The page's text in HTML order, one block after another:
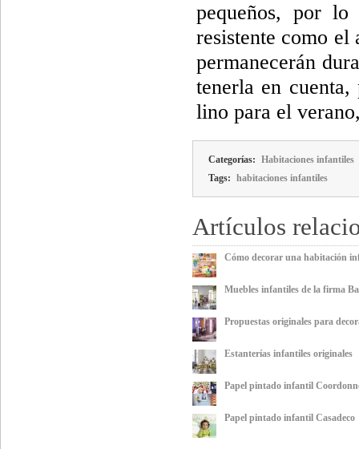
pequeños, por lo
resistente como el
permanecerán
tenerla en
lino para el
Categorías: Habitaciones infantiles
Tags: habitaciones infantiles
Artículos
Cómo decorar una habitación
Muebles infantiles de la firma
Propuestas originales para
Estanterías infantiles originales
Papel pintado infantil
Papel pintado infantil Casadeco